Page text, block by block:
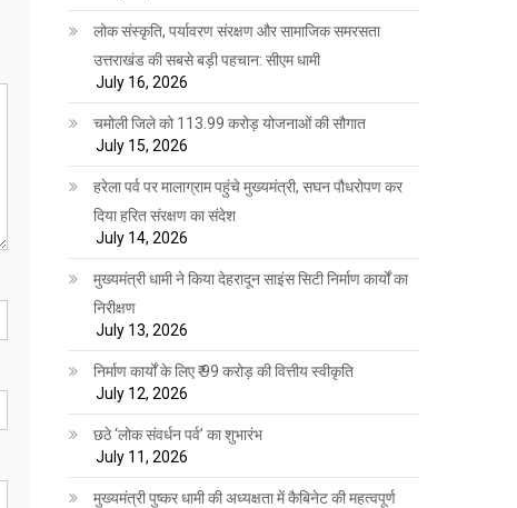
लोक संस्कृति, पर्यावरण संरक्षण और सामाजिक समरसता
उत्तराखंड की सबसे बड़ी पहचान: सीएम धामी
July 16, 2026
चमोली जिले को 113.99 करोड़ योजनाओं की सौगात
July 15, 2026
हरेला पर्व पर मालाग्राम पहुंचे मुख्यमंत्री, सघन पौधरोपण कर
दिया हरित संरक्षण का संदेश
July 14, 2026
मुख्यमंत्री धामी ने किया देहरादून साइंस सिटी निर्माण कार्यों का
निरीक्षण
July 13, 2026
निर्माण कार्यों के लिए ₹ 99 करोड़ की वित्तीय स्वीकृति
July 12, 2026
छठे ‘लोक संवर्धन पर्व’ का शुभारंभ
July 11, 2026
मुख्यमंत्री पुष्कर धामी की अध्यक्षता में कैबिनेट की महत्वपूर्ण